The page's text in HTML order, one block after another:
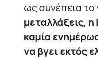
ως συνέπεια το
μεταλλάξεις, η
καμία
να βγει εκτός